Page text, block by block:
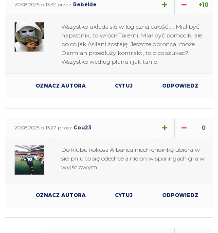
20.08.2025 o 13:32 przez Rebelde +10
Wszystko układa się w logiczną całość.... Miał być
napastnik, to wrócił Taremi. Miał być pomocik, ale
po co jak Asllani zostaję. Jeszcze obrońca, może
Darmian przedłuży kontrakt, to o co szukac?
Wszystko według planu i jak tanio.
OZNACZ AUTORA CYTUJ ODPOWIEDZ
20.08.2025 o 13:27 przez Cou23 0
Do klubu kokosa Albanca niech choinkę ubiera w
sierpniu to się odechce a nie on w sparingach gra w
wyjściowym
OZNACZ AUTORA CYTUJ ODPOWIEDZ